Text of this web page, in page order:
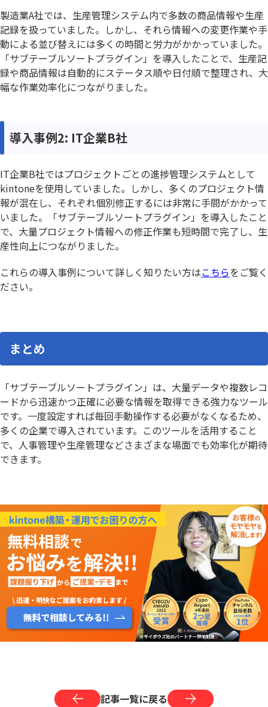
製造業A社では、生産管理システム内で多数の商品情報や生産
記録を扱っていました。しかし、それら情報への変更作業や手
動による並び替えには多くの時間と労力がかかっていました。
「サブテーブルソートプラグイン」を導入したことで、生産記
録や商品情報は自動的にステータス順や日付順で整理され、大
幅な作業効率化につながりました。
導入事例2: IT企業B社
IT企業B社ではプロジェクトごとの進捗管理システムとして
kintoneを使用していました。しかし、多くのプロジェクト情
報が混在し、それぞれ個別修正するには非常に手間がかかって
いました。「サブテーブルソートプラグイン」を導入したこと
で、大量プロジェクト情報への修正作業も短時間で完了し、生
産性向上につながりました。
これらの導入事例について詳しく知りたい方はこちらをご覧く
ださい。
まとめ
「サブテーブルソートプラグイン」は、大量データや複数レコ
ードから迅速かつ正確に必要な情報を取得できる強力なツール
です。一度設定すれば毎回手動操作する必要がなくなるため、
多くの企業で導入されています。このツールを活用すること
で、人事管理や生産管理などさまざまな場面でも効率化が期待
できます。
記事一覧に戻る